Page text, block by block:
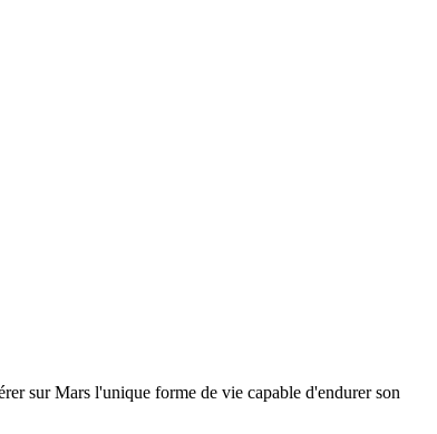
sur Mars l'unique forme de vie capable d'endurer son